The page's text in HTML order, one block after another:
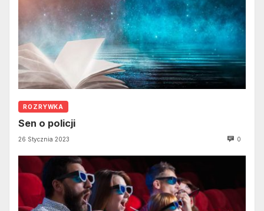
ROZRYWKA
Sen o policji
26 Stycznia 2023 0